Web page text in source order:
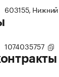
603155,
1074035757